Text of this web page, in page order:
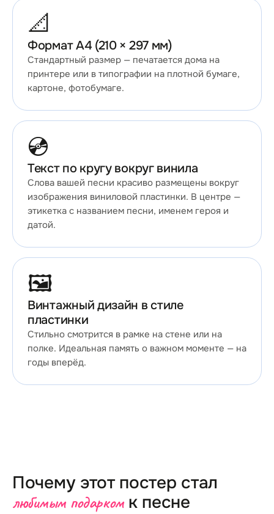
📐
Формат A4 (210 × 297 мм)
Стандартный размер — печатается дома на
принтере или в типографии на плотной бумаге,
картоне, фотобумаге.
💿
Текст по кругу вокруг винила
Слова вашей песни красиво размещены вокруг
изображения виниловой пластинки. В центре —
этикетка с названием песни, именем героя и
датой.
🖼️
Винтажный дизайн в стиле
пластинки
Стильно смотрится в рамке на стене или на
полке. Идеальная память о важном моменте — на
годы вперёд.
Почему этот постер стал
любимым подаркомк песне